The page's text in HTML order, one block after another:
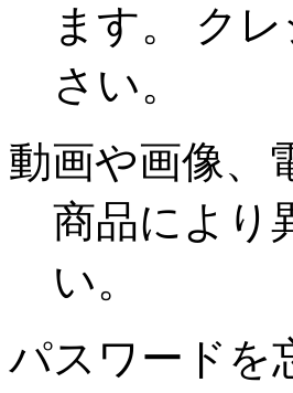
ます。 ク
さい。
動画や画像、
商品により
い。
パスワードを